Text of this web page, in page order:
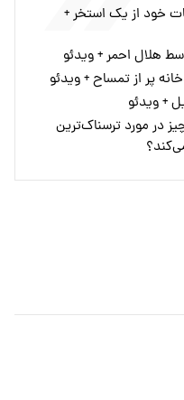
خود از یک استخر +
هلال احمر + ویدئو
پر از تمساح + ویدئو
+ ویدئو
در مورد ترسناک‌ترین